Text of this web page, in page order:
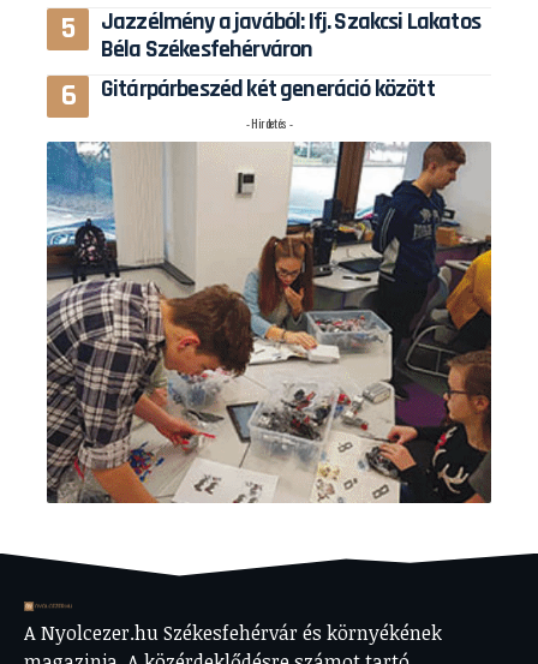
Jazzélmény a javából: Ifj. Szakcsi Lakatos
Béla Székesfehérváron
Gitárpárbeszéd két generáció között
- Hirdetés -
A Nyolcezer.hu Székesfehérvár és környékének